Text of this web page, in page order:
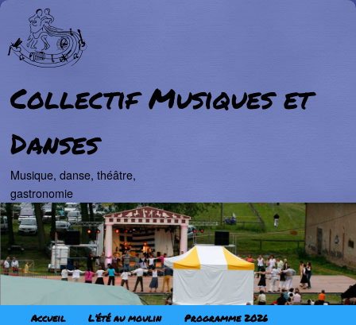
Collectif Musiques et
Danses
Musique, danse, théâtre,
gastronomie
Menu principalAller au contenu principal
Aller au contenu secondaire
Accueil L’été au moulin
Programme 2026